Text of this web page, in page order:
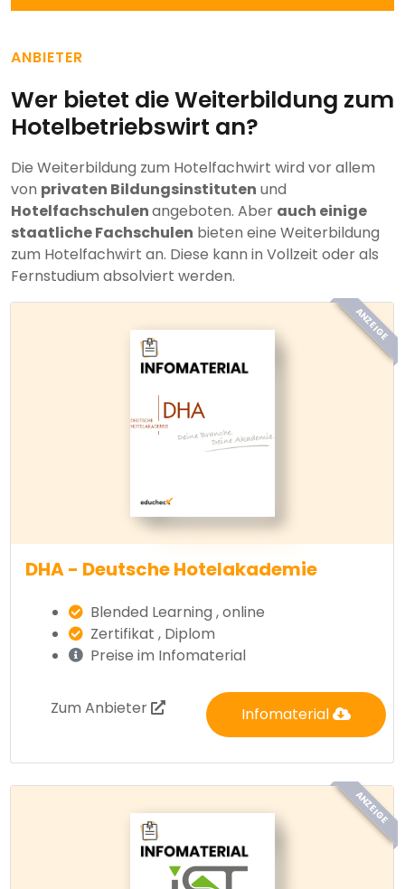
ANBIETER
Wer bietet die Weiterbildung zum
Hotelbetriebswirt an?
Die Weiterbildung zum Hotelfachwirt wird vor allem
von privaten Bildungsinstituten und
Hotelfachschulenangeboten. Aber auch einige
staatliche Fachschulen bieten eine Weiterbildung
zum Hotelfachwirt an. Diese kann in Vollzeit oder als
Fernstudium absolviert werden.
ANZEIGE
DHA - Deutsche Hotelakademie
Blended Learning , online
Zertifikat , Diplom
Preise im Infomaterial
Zum Anbieter Infomaterial
ANZEIGE